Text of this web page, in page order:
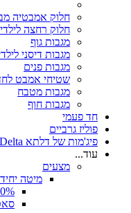
חלוק אמבטיה
חלוק רחצה
מגבות גוף
מגבות דיסני
מגבות פנים
שטיחי אמבט
מגבות מטבח
מגבות חוף
חד פעמי
פוליז גרביים
פיג'מות של דלתא Delta
עוד...
מצעים
מיטה יחיד 90/200
100%